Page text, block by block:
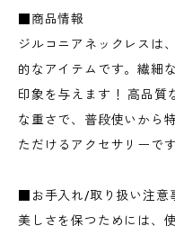
■商品情報
ジルコニアネックレスは
的なアイテムです。繊細
印象を与えます！ 高品質
な重さで、普段使いから
ただけるアクセサリーです
■お手入れ/取り扱い注意
美しさを保つためには、